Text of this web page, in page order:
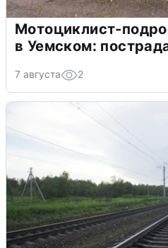
Мотоциклист-
в Уемском:
7 августа 2